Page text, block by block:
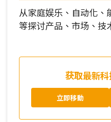
从家庭娱乐、自动化
等探讨产品、市场、技
获取最新
立即移動